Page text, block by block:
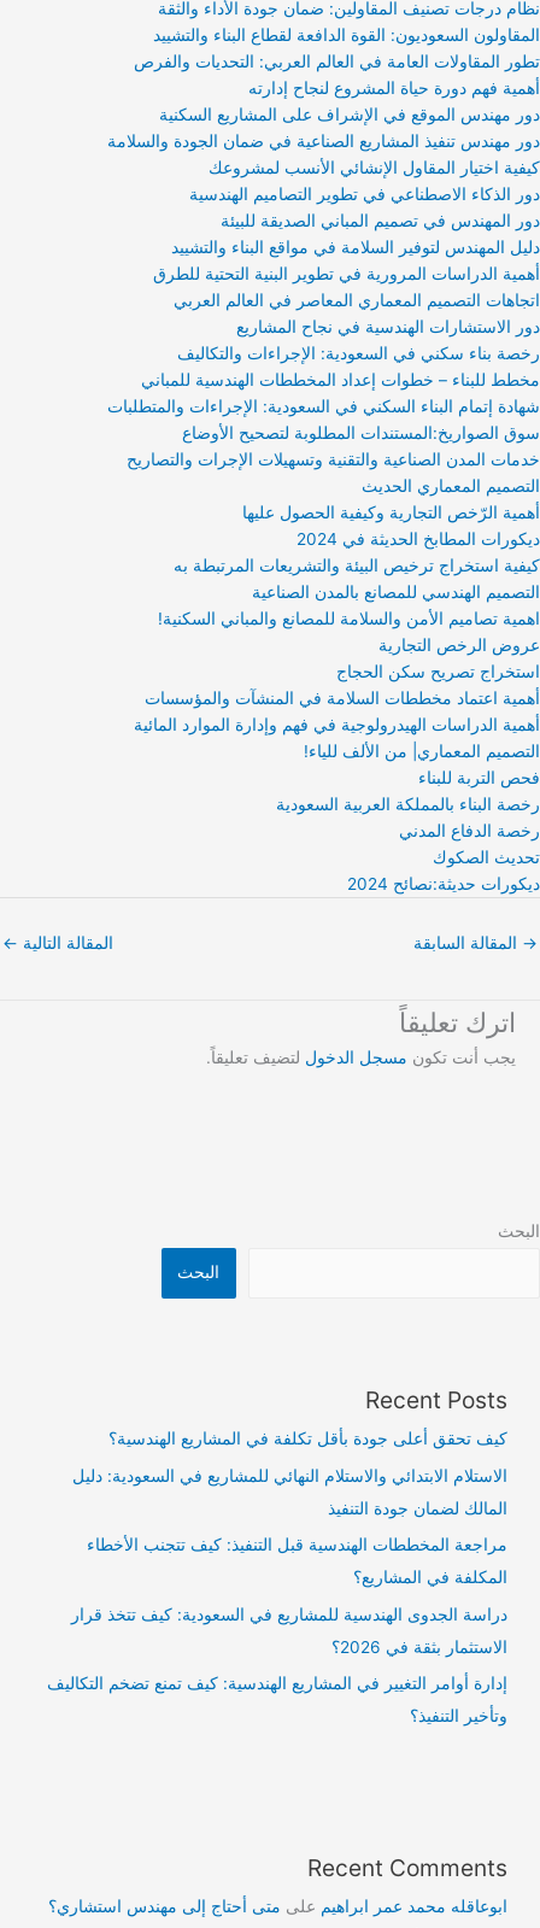
نظام درجات تصنيف المقاولين: ضمان جودة الأداء والثقة
المقاولون السعوديون: القوة الدافعة لقطاع البناء والتشييد
تطور المقاولات العامة في العالم العربي: التحديات والفرص
أهمية فهم دورة حياة المشروع لنجاح إدارته
دور مهندس الموقع في الإشراف على المشاريع السكنية
دور مهندس تنفيذ المشاريع الصناعية في ضمان الجودة والسلامة
كيفية اختيار المقاول الإنشائي الأنسب لمشروعك
دور الذكاء الاصطناعي في تطوير التصاميم الهندسية
دور المهندس في تصميم المباني الصديقة للبيئة
دليل المهندس لتوفير السلامة في مواقع البناء والتشييد
أهمية الدراسات المرورية في تطوير البنية التحتية للطرق
اتجاهات التصميم المعماري المعاصر في العالم العربي
دور الاستشارات الهندسية في نجاح المشاريع
رخصة بناء سكني في السعودية: الإجراءات والتكاليف
مخطط للبناء – خطوات إعداد المخططات الهندسية للمباني
شهادة إتمام البناء السكني في السعودية: الإجراءات والمتطلبات
سوق الصواريخ:المستندات المطلوبة لتصحيح الأوضاع
خدمات المدن الصناعية والتقنية وتسهيلات الإجرات والتصاريح
التصميم المعماري الحديث
أهمية الرّخص التجارية وكيفية الحصول عليها
ديكورات المطابخ الحديثة في 2024
كيفية استخراج ترخيص البيئة والتشريعات المرتبطة به
التصميم الهندسي للمصانع بالمدن الصناعية
اهمية تصاميم الأمن والسلامة للمصانع والمباني السكنية!
عروض الرخص التجارية
استخراج تصريح سكن الحجاج
أهمية اعتماد مخططات السلامة في المنشآت والمؤسسات
أهمية الدراسات الهيدرولوجية في فهم وإدارة الموارد المائية
التصميم المعماري| من الألف للياء!
فحص التربة للبناء
رخصة البناء بالمملكة العربية السعودية
رخصة الدفاع المدني
تحديث الصكوك
ديكورات حديثة:نصائح 2024
→ المقالة السابقة المقالة التالية ←
اترك تعليقاً
يجب أنت تكون مسجل الدخول لتضيف تعليقاً.
البحث
البحث
Recent Posts
كيف تحقق أعلى جودة بأقل تكلفة في المشاريع الهندسية؟
الاستلام الابتدائي والاستلام النهائي للمشاريع في السعودية: دليل
المالك لضمان جودة التنفيذ
مراجعة المخططات الهندسية قبل التنفيذ: كيف تتجنب الأخطاء
المكلفة في المشاريع؟
دراسة الجدوى الهندسية للمشاريع في السعودية: كيف تتخذ قرار
الاستثمار بثقة في 2026؟
إدارة أوامر التغيير في المشاريع الهندسية: كيف تمنع تضخم التكاليف
وتأخير التنفيذ؟
Recent Comments
ابوعاقله محمد عمر ابراهيم على متى أحتاج إلى مهندس استشاري؟